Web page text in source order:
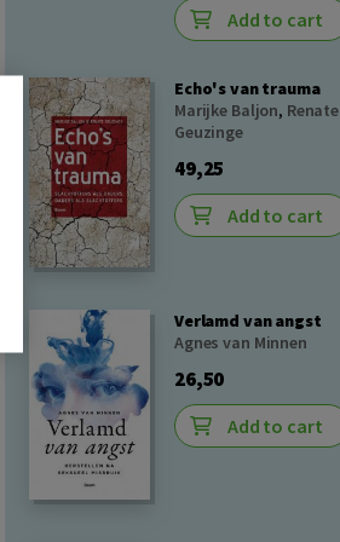
Add to cart
Echo's van trauma
Marijke Baljon, Renate
Geuzinge
49,25
Add to cart
Verlamd van angst
Agnes van Minnen
26,50
Add to cart